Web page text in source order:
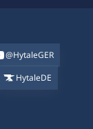
@HytaleGER
HytaleDE